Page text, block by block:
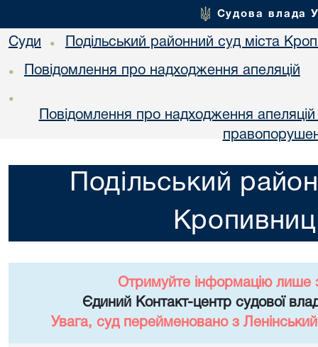
Судова влада
Суди • Подільський районний суд міста
• Повідомлення про надходження апеляцій
•
Повідомлення про надходження апеляцій
Подільський
Отримуйте інформацію лише
Єдиний Контакт-центр судової
Увага, суд перейменовано з